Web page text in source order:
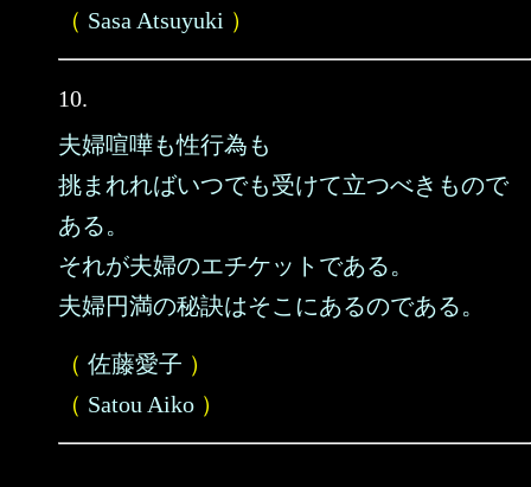
（ Sasa Atsuyuki ）
10.
夫婦喧嘩も性行為も
挑まれればいつでも受けて立つべきもので
ある。
それが夫婦のエチケットである。
夫婦円満の秘訣はそこにあるのである。
（ 佐藤愛子 ）
（ Satou Aiko ）